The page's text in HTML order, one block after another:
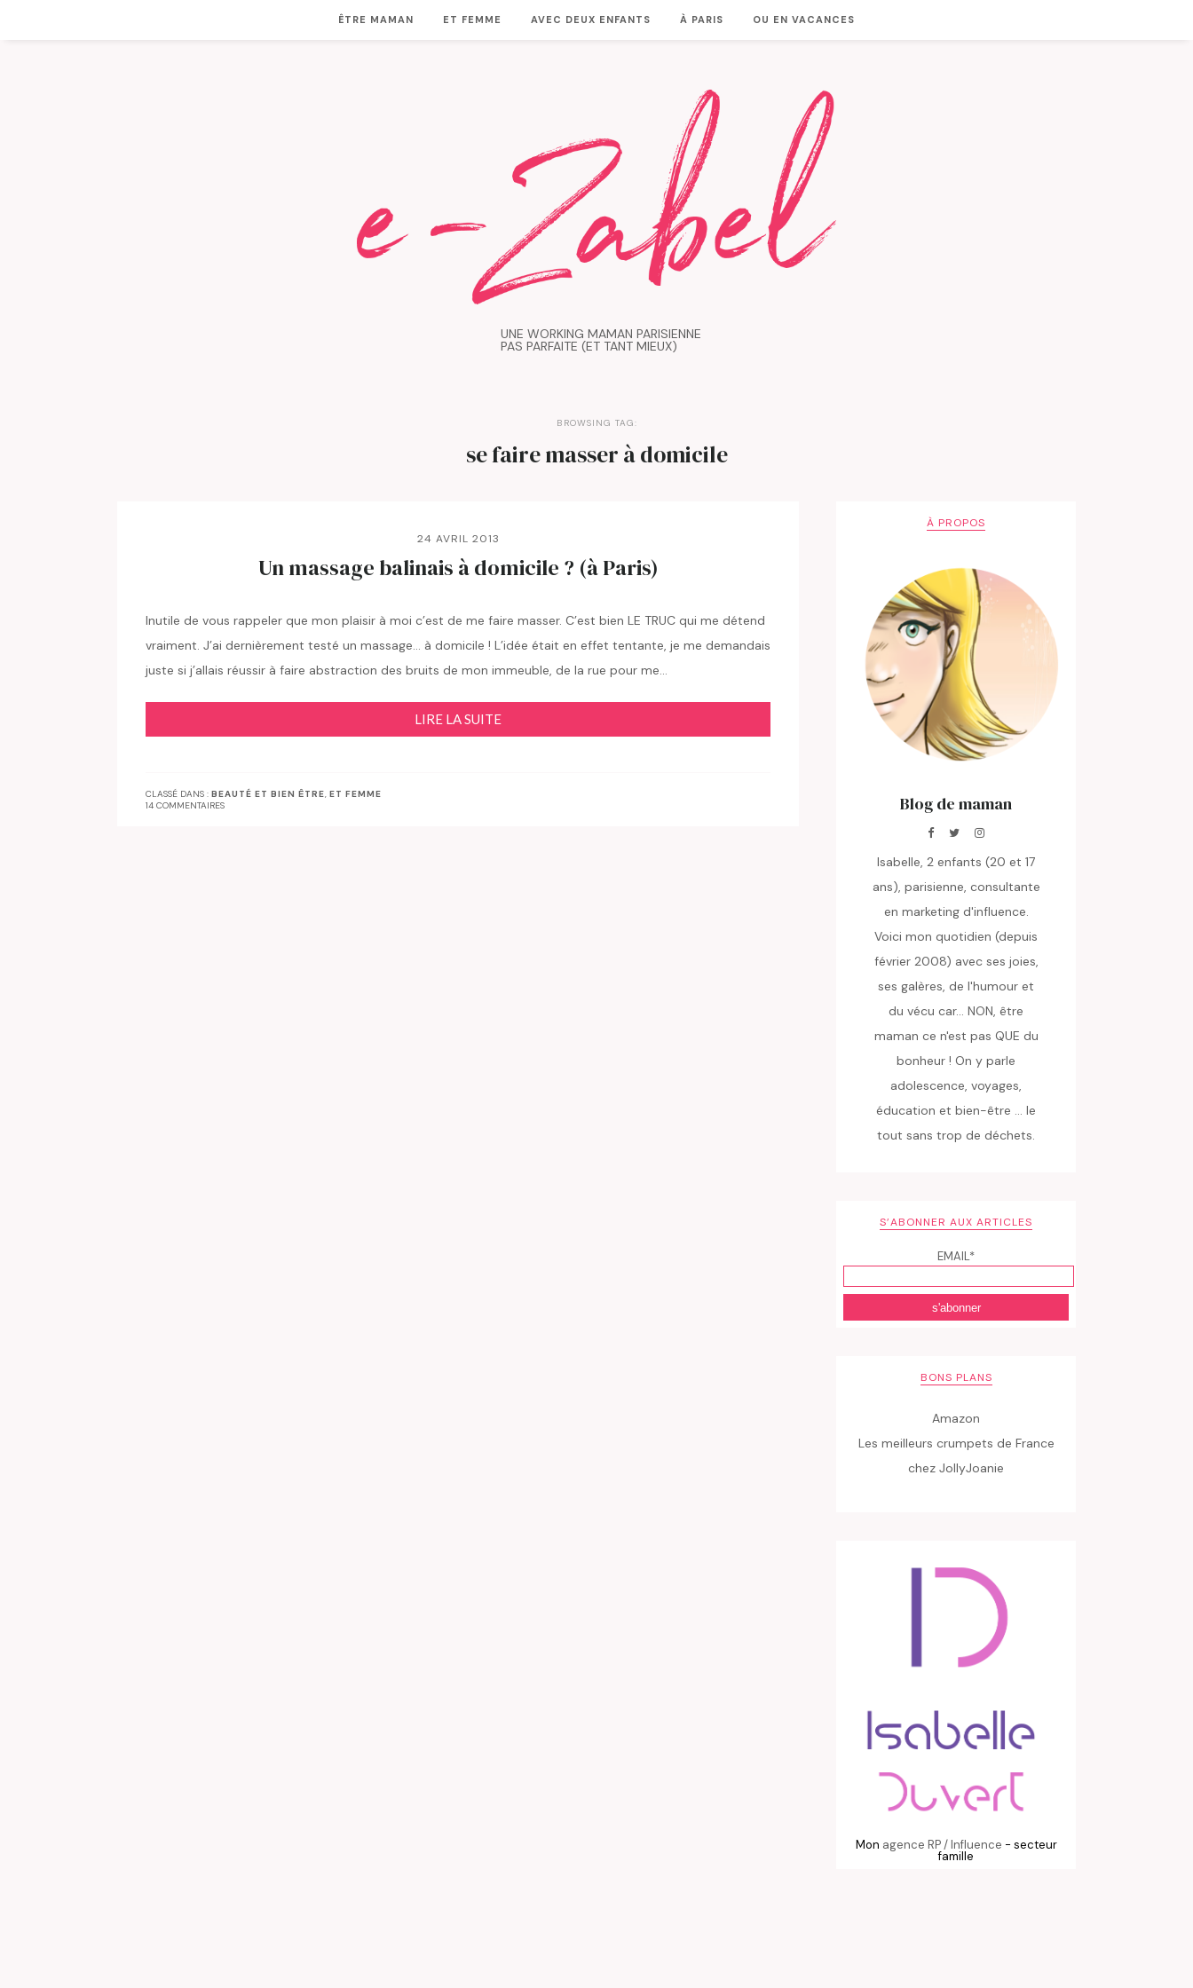
ÊTRE MAMAN ET FEMME AVEC DEUX ENFANTS À PARIS OU EN VACANCES
UNE WORKING MAMAN PARISIENNE
PAS PARFAITE (ET TANT MIEUX)
BROWSING TAG:
se faire masser à domicile
24 AVRIL 2013
Un massage balinais à domicile ? (à Paris)
Inutile de vous rappeler que mon plaisir à moi c’est de me faire masser. C’est bien LE TRUC qui me détend
vraiment. J’ai dernièrement testé un massage… à domicile ! L’idée était en effet tentante, je me demandais
juste si j’allais réussir à faire abstraction des bruits de mon immeuble, de la rue pour me…
LIRE LA SUITE
CLASSÉ DANS : BEAUTÉ ET BIEN ÊTRE, ET FEMME
14 COMMENTAIRES
À PROPOS
Blog de maman
Isabelle, 2 enfants (20 et 17
ans), parisienne, consultante
en marketing d'influence.
Voici mon quotidien (depuis
février 2008) avec ses joies,
ses galères, de l'humour et
du vécu car... NON, être
maman ce n'est pas QUE du
bonheur ! On y parle
adolescence, voyages,
éducation et bien-être ... le
tout sans trop de déchets.
S’ABONNER AUX ARTICLES
EMAIL*
BONS PLANS
Amazon
Les meilleurs crumpets de France
chez JollyJoanie
Mon agence RP / Influence - secteur
famille